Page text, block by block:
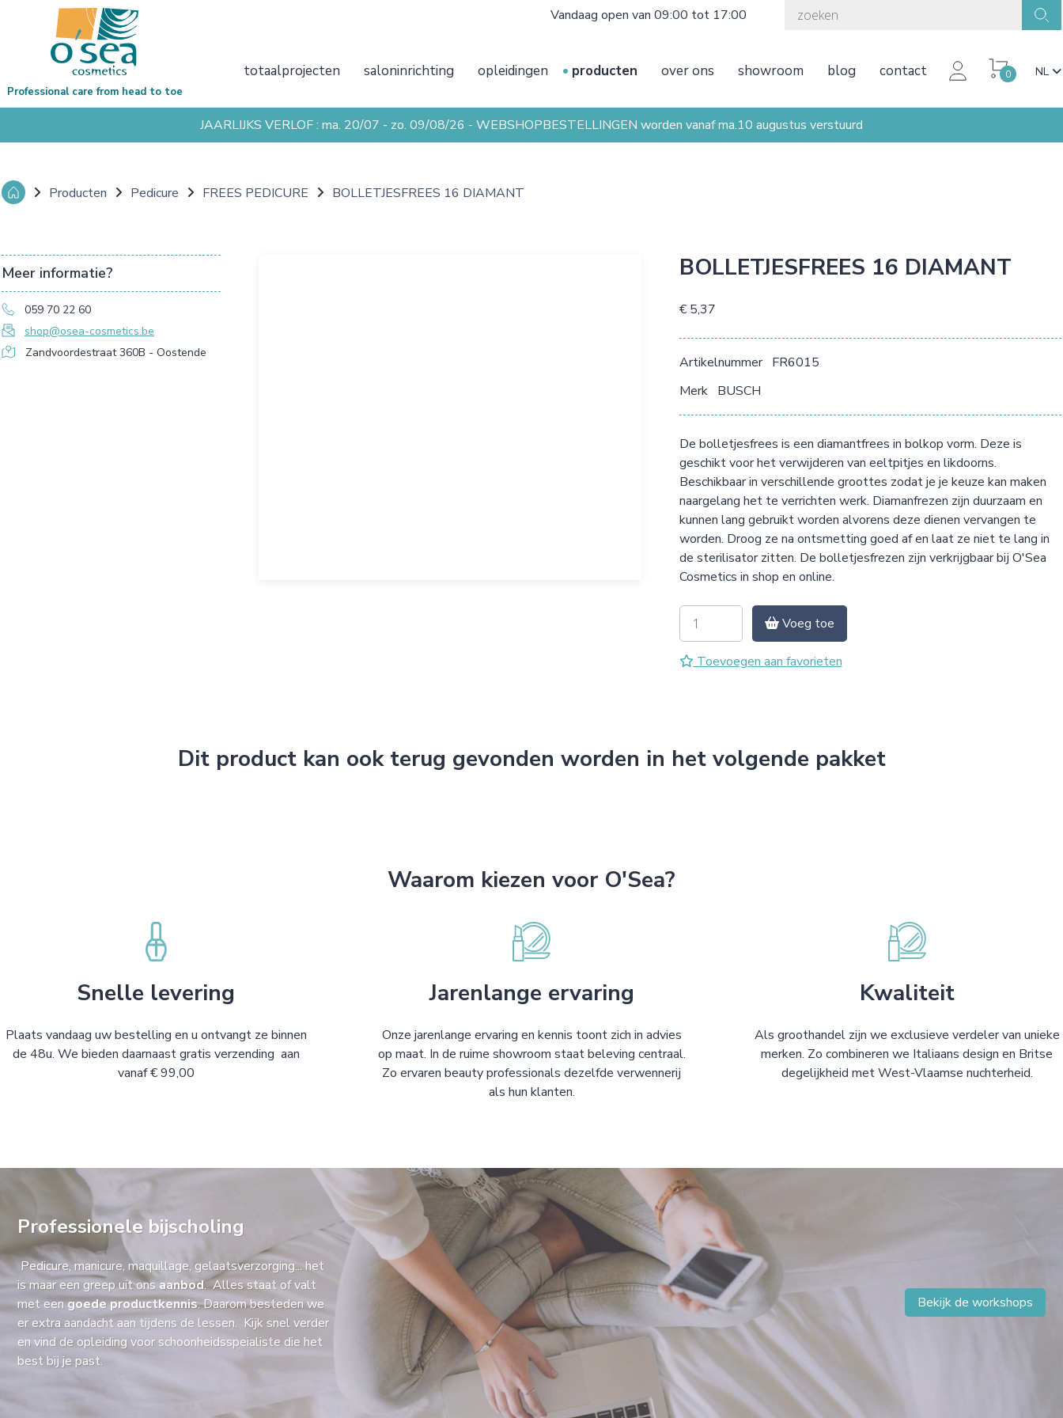
Vandaag open van 09:00 tot 17:00
totaalprojecten saloninrichting opleidingen producten over ons showroom blog contact 0 NL
Professional care from head to toe
JAARLIJKS VERLOF : ma. 20/07 - zo. 09/08/26 - WEBSHOPBESTELLINGEN worden vanaf ma.10 augustus verstuurd
Producten Pedicure FREES PEDICURE BOLLETJESFREES 16 DIAMANT
Meer informatie?
059 70 22 60
shop@osea-cosmetics.be
Zandvoordestraat 360B - Oostende
BOLLETJESFREES 16 DIAMANT
€ 5,37
Artikelnummer
FR6015
Merk
BUSCH
De bolletjesfrees is een diamantfrees in bolkop vorm. Deze is
geschikt voor het verwijderen van eeltpitjes en likdoorns.
Beschikbaar in verschillende groottes zodat je je keuze kan maken
naargelang het te verrichten werk. Diamanfrezen zijn duurzaam en
kunnen lang gebruikt worden alvorens deze dienen vervangen te
worden. Droog ze na ontsmetting goed af en laat ze niet te lang in
de sterilisator zitten. De bolletjesfrezen zijn verkrijgbaar bij O'Sea
Cosmetics in shop en online.
Voeg toe
Toevoegen aan favorieten
Dit product kan ook terug gevonden worden in het volgende pakket
Waarom kiezen voor O'Sea?
Snelle levering
Plaats vandaag uw bestelling en u ontvangt ze binnen
de 48u. We bieden daarnaast gratis verzending aan
vanaf € 99,00
Jarenlange ervaring
Onze jarenlange ervaring en kennis toont zich in advies
op maat. In de ruime showroom staat beleving centraal.
Zo ervaren beauty professionals dezelfde verwennerij
als hun klanten.
Kwaliteit
Als groothandel zijn we exclusieve verdeler van unieke
merken. Zo combineren we Italiaans design en Britse
degelijkheid met West-Vlaamse nuchterheid.
Professionele bijscholing
Pedicure, manicure, maquillage, gelaatsverzorging... het
is maar een greep uit ons aanbod. Alles staat of valt
met eengoede productkennis. Daarom besteden we
er extra aandacht aan tijdens de lessen. Kijk snel verder
en vind de opleiding voor schoonheidsspeialiste die het
best bij je past.
Bekijk de workshops